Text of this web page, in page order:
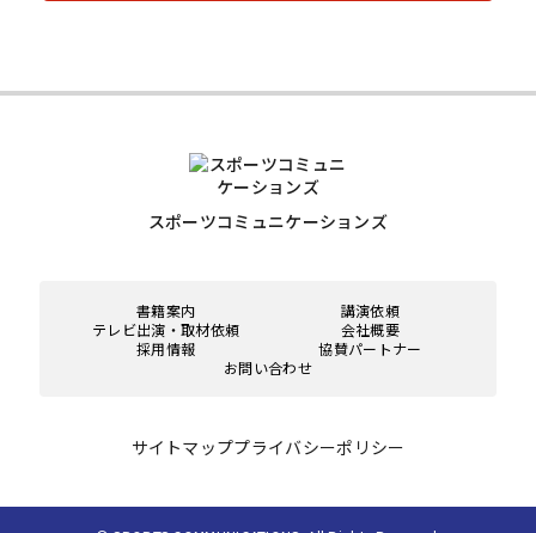
スポーツコミュニケーションズ
書籍案内
講演依頼
テレビ出演・取材依頼
会社概要
採用情報
協賛パートナー
お問い合わせ
サイトマッププライバシーポリシー